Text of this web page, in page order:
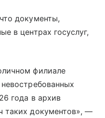
документы,
в центрах госуслуг,
филиале
года в архив
таких документов», —